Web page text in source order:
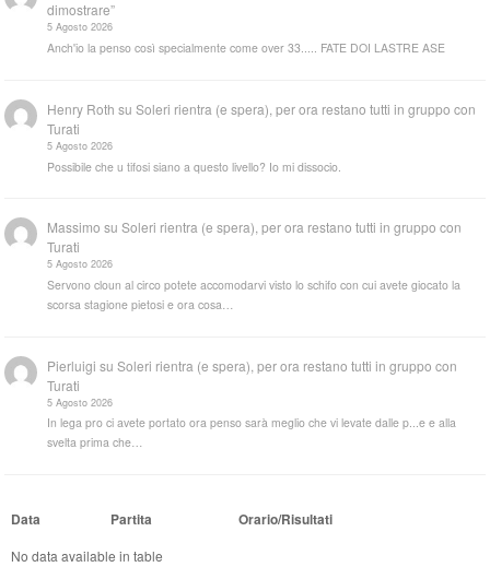
dimostrare”
5 Agosto 2026
Anch'io la penso così specialmente come over 33..... FATE DOI LASTRE ASE
Henry Roth suSoleri rientra (e spera), per ora restano tutti in gruppo con
Turati
5 Agosto 2026
Possibile che u tifosi siano a questo livello? Io mi dissocio.
Massimo suSoleri rientra (e spera), per ora restano tutti in gruppo con
Turati
5 Agosto 2026
Servono cloun al circo potete accomodarvi visto lo schifo con cui avete giocato la
scorsa stagione pietosi e ora cosa…
Pierluigi suSoleri rientra (e spera), per ora restano tutti in gruppo con
Turati
5 Agosto 2026
In lega pro ci avete portato ora penso sarà meglio che vi levate dalle p...e e alla
svelta prima che…
Data Partita Orario/Risultati
No data available in table